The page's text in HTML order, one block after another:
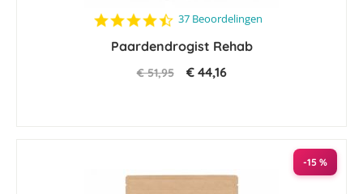
4.7
rating
37 Beoordelingen
Paardendrogist Rehab
€ 51,95 € 44,16
-15 %